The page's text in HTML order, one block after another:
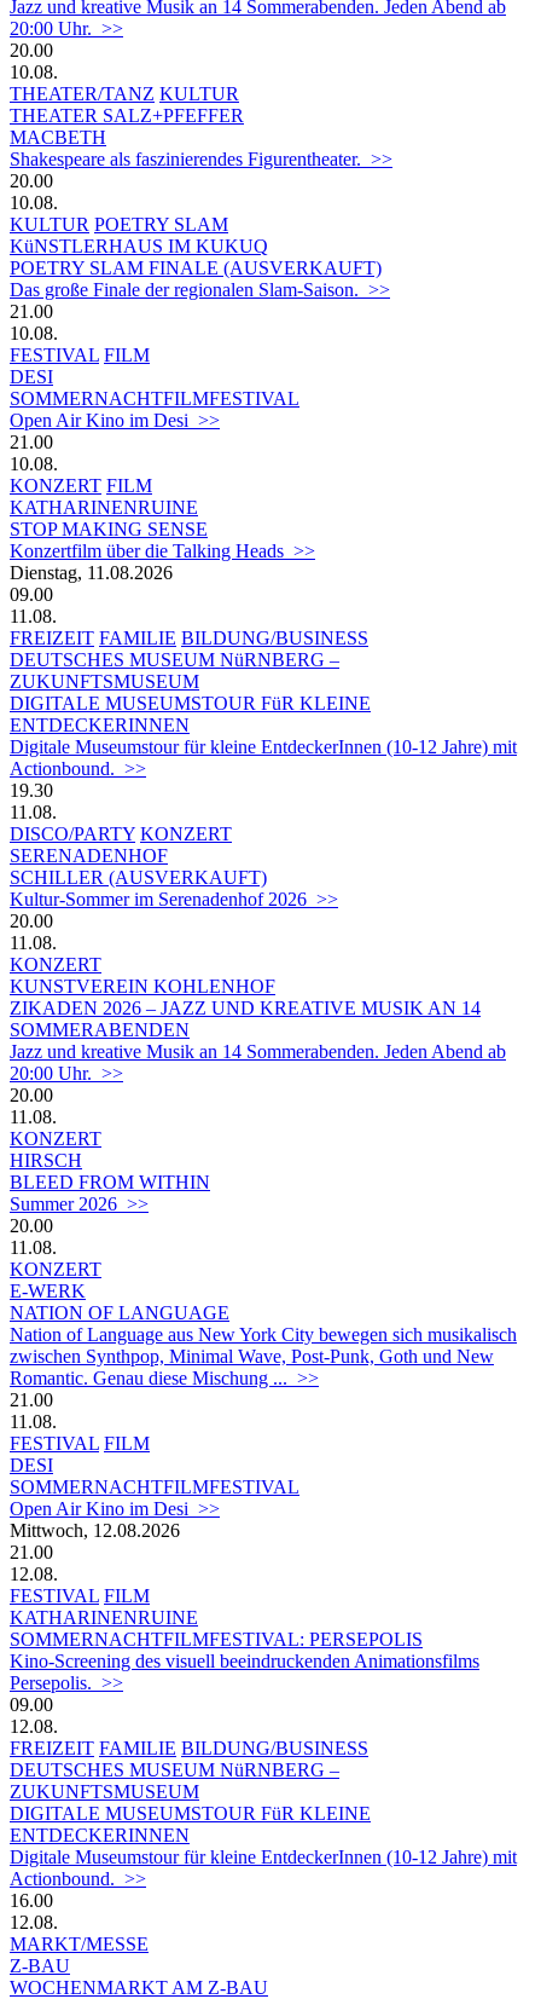
Jazz und kreative Musik an 14 Sommerabenden. Jeden Abend ab
20:00 Uhr. >>
20.00
10.08.
THEATER/TANZ KULTUR
THEATER SALZ+PFEFFER
MACBETH
Shakespeare als faszinierendes Figurentheater. >>
20.00
10.08.
KULTUR POETRY SLAM
KüNSTLERHAUS IM KUKUQ
POETRY SLAM FINALE (AUSVERKAUFT)
Das große Finale der regionalen Slam-Saison. >>
21.00
10.08.
FESTIVAL FILM
DESI
SOMMERNACHTFILMFESTIVAL
Open Air Kino im Desi >>
21.00
10.08.
KONZERT FILM
KATHARINENRUINE
STOP MAKING SENSE
Konzertfilm über die Talking Heads >>
Dienstag, 11.08.2026
09.00
11.08.
FREIZEIT FAMILIE BILDUNG/BUSINESS
DEUTSCHES MUSEUM NüRNBERG –
ZUKUNFTSMUSEUM
DIGITALE MUSEUMSTOUR FüR KLEINE
ENTDECKERINNEN
Digitale Museumstour für kleine EntdeckerInnen (10-12 Jahre) mit
Actionbound. >>
19.30
11.08.
DISCO/PARTY KONZERT
SERENADENHOF
SCHILLER (AUSVERKAUFT)
Kultur-Sommer im Serenadenhof 2026 >>
20.00
11.08.
KONZERT
KUNSTVEREIN KOHLENHOF
ZIKADEN 2026 – JAZZ UND KREATIVE MUSIK AN 14
SOMMERABENDEN
Jazz und kreative Musik an 14 Sommerabenden. Jeden Abend ab
20:00 Uhr. >>
20.00
11.08.
KONZERT
HIRSCH
BLEED FROM WITHIN
Summer 2026 >>
20.00
11.08.
KONZERT
E-WERK
NATION OF LANGUAGE
Nation of Language aus New York City bewegen sich musikalisch
zwischen Synthpop, Minimal Wave, Post-Punk, Goth und New
Romantic. Genau diese Mischung ... >>
21.00
11.08.
FESTIVAL FILM
DESI
SOMMERNACHTFILMFESTIVAL
Open Air Kino im Desi >>
Mittwoch, 12.08.2026
21.00
12.08.
FESTIVAL FILM
KATHARINENRUINE
SOMMERNACHTFILMFESTIVAL: PERSEPOLIS
Kino-Screening des visuell beeindruckenden Animationsfilms
Persepolis. >>
09.00
12.08.
FREIZEIT FAMILIE BILDUNG/BUSINESS
DEUTSCHES MUSEUM NüRNBERG –
ZUKUNFTSMUSEUM
DIGITALE MUSEUMSTOUR FüR KLEINE
ENTDECKERINNEN
Digitale Museumstour für kleine EntdeckerInnen (10-12 Jahre) mit
Actionbound. >>
16.00
12.08.
MARKT/MESSE
Z-BAU
WOCHENMARKT AM Z-BAU